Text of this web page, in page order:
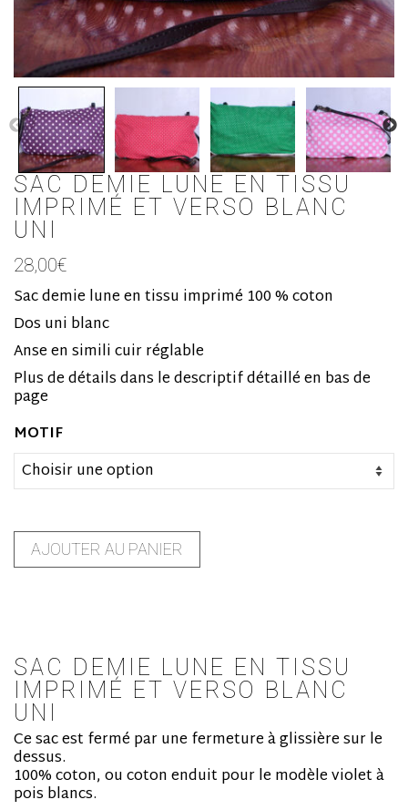
SAC DEMIE LUNE EN TISSU
IMPRIMÉ ET VERSO BLANC
UNI
28,00€
Sac demie lune en tissu imprimé 100 % coton
Dos uni blanc
Anse en simili cuir réglable
Plus de détails dans le descriptif détaillé en bas de
page
MOTIF
AJOUTER AU PANIER
SAC DEMIE LUNE EN TISSU
IMPRIMÉ ET VERSO BLANC
UNI
Ce sac est fermé par une fermeture à glissière sur le
dessus.
100% coton, ou coton enduit pour le modèle violet à
pois blancs.